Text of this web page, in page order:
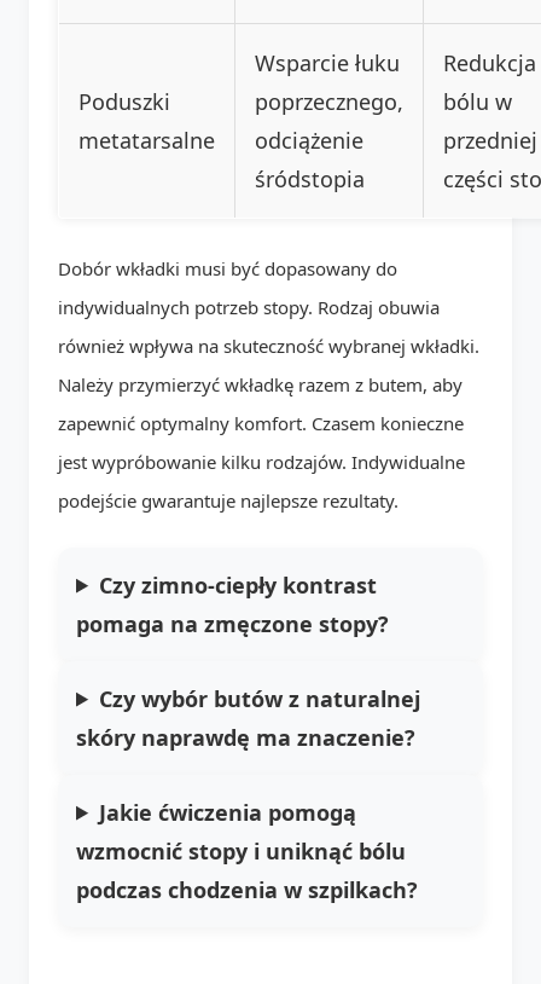
Poduszki
metatarsalne
Wsparcie łuku
poprzecznego,
odciążenie
śródstopia
Redukcja
bólu w
przedniej
części
Dobór wkładki musi być dopasowany do
indywidualnych potrzeb stopy. Rodzaj obuwia
również wpływa na skuteczność wybranej wkładki.
Należy przymierzyć wkładkę razem z butem, aby
zapewnić optymalny komfort. Czasem konieczne
jest wypróbowanie kilku rodzajów. Indywidualne
podejście gwarantuje najlepsze rezultaty.
Czy zimno-ciepły kontrast
pomaga na zmęczone stopy?
Czy wybór butów z naturalnej
skóry naprawdę ma znaczenie?
Jakie ćwiczenia pomogą
wzmocnić stopy i uniknąć bólu
podczas chodzenia w szpilkach?